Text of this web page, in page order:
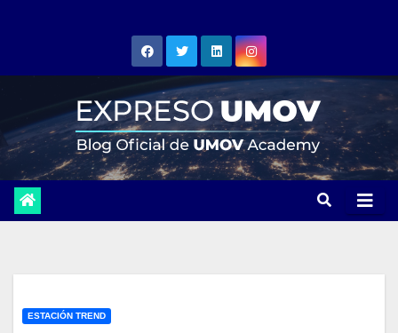
ESTACIÓN TREND